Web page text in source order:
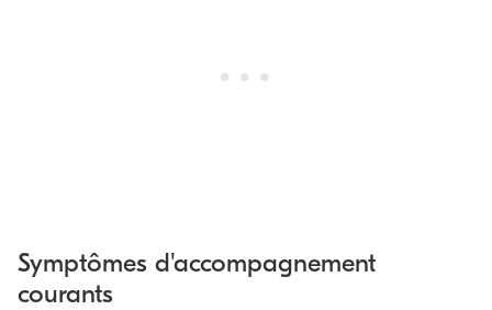
Symptômes d'accompagnement
courants